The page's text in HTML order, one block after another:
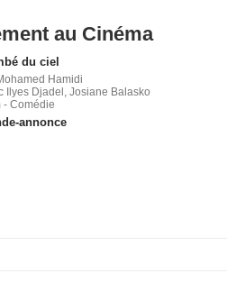
au Cinéma
du ciel
Hamidi
Ilyes Djadel, Josiane Balasko
- Comédie
annonce